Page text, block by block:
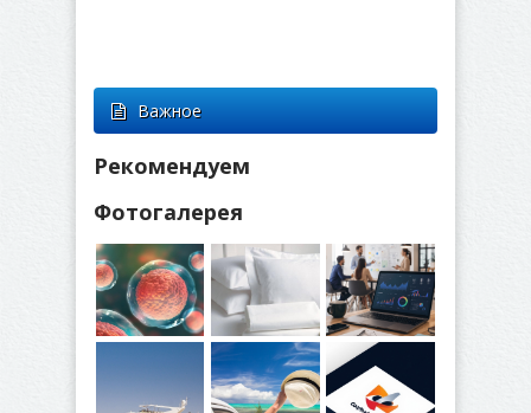
Важное
Рекомендуем
Фотогалерея